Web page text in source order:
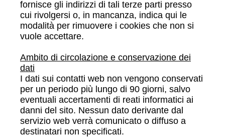
fornisce gli indirizzi di tali terze parti presso
cui rivolgersi o, in mancanza, indica qui le
modalità per rimuovere i cookies che non si
vuole accettare.
Ambito di circolazione e conservazione dei
dati
I dati sui contatti web non vengono conservati
per un periodo più lungo di 90 giorni, salvo
eventuali accertamenti di reati informatici ai
danni del sito. Nessun dato derivante dal
servizio web verrà comunicato o diffuso a
destinatari non specificati.